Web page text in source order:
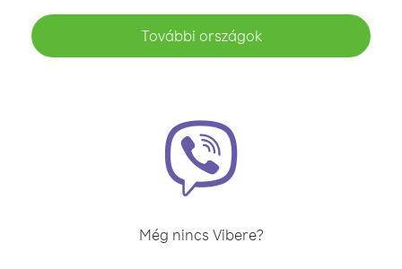
További országok
Még nincs Vibere?